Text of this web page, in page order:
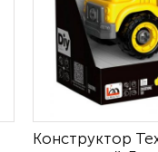
Конструктор